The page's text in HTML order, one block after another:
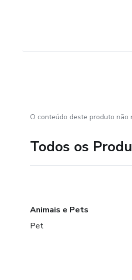
O conteúdo deste produto não
Todos os
Animais e Pets
Pet